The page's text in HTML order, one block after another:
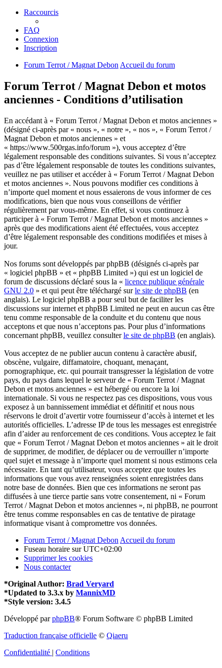
Raccourcis
FAQ
Connexion
Inscription
Forum Terrot / Magnat Debon Accueil du forum
Forum Terrot / Magnat Debon et motos
anciennes - Conditions d’utilisation
En accédant à « Forum Terrot / Magnat Debon et motos anciennes »
(désigné ci-après par « nous », « notre », « nos », « Forum Terrot /
Magnat Debon et motos anciennes » et
« https://www.500rgas.info/forum »), vous acceptez d’être
légalement responsable des conditions suivantes. Si vous n’acceptez
pas d’être légalement responsable de toutes les conditions suivantes,
veuillez ne pas utiliser et accéder à « Forum Terrot / Magnat Debon
et motos anciennes ». Nous pouvons modifier ces conditions à
n’importe quel moment et nous essaierons de vous informer de ces
modifications, bien que nous vous conseillons de vérifier
régulièrement par vous-même. En effet, si vous continuez à
participer à « Forum Terrot / Magnat Debon et motos anciennes »
après que des modifications aient été effectuées, vous acceptez
d’être légalement responsable des conditions modifiées et mises à
jour.
Nos forums sont développés par phpBB (désignés ci-après par
« logiciel phpBB » et « phpBB Limited ») qui est un logiciel de
forum de discussions déclaré sous la « licence publique générale
GNU 2.0 » et qui peut être téléchargé surle site de phpBB (en
anglais). Le logiciel phpBB a pour seul but de faciliter les
discussions sur internet et phpBB Limited ne peut en aucun cas être
tenu comme responsable de la conduite et du contenu que nous
acceptons et que nous n’acceptons pas. Pour plus d’informations
concernant phpBB, veuillez consulterle site de phpBB (en anglais).
Vous acceptez de ne publier aucun contenu à caractère abusif,
obscène, vulgaire, diffamatoire, choquant, menaçant,
pornographique, etc. qui pourrait transgresser la législation de votre
pays, du pays dans lequel le serveur de « Forum Terrot / Magnat
Debon et motos anciennes » est hébergé ou encore la loi
internationale. Si vous ne respectez pas ces dispositions, vous vous
exposez à un bannissement immédiat et définitif et nous nous
réservons le droit d’avertir votre fournisseur d’accès à internet et les
autorités officielles. L’adresse IP de tous les messages est enregistrée
afin d’aider au renforcement de ces conditions. Vous acceptez le fait
que « Forum Terrot / Magnat Debon et motos anciennes » ait le droit
de supprimer, de modifier, de déplacer ou de verrouiller n’importe
quel sujet et message à n’importe quel moment si nous estimons cela
nécessaire. En tant qu’utilisateur, vous acceptez que toutes les
informations que vous avez renseignées soient enregistrées dans
notre base de données. Bien que ces informations ne seront pas
diffusées à une tierce partie sans votre consentement, ni « Forum
Terrot / Magnat Debon et motos anciennes », ni phpBB, ne pourront
être tenus comme responsables en cas de tentative de piratage
informatique visant à compromettre vos données.
Forum Terrot / Magnat Debon Accueil du forum
Fuseau horaire surUTC+02:00
Supprimer les cookies
Nous contacter
*Original Author: Brad Veryard
*Updated to 3.3.x by MannixMD
*Style version: 3.4.5
Développé parphpBB® Forum Software © phpBB Limited
Traduction française officielle © Qiaeru
Confidentialité | Conditions